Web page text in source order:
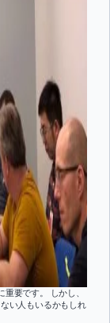
要です。 しかし、
い人もいるかもしれ